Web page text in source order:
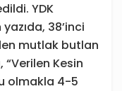
YDK
38’inci
mutlak butlan
“Verilen Kesin
olmakla 4-5